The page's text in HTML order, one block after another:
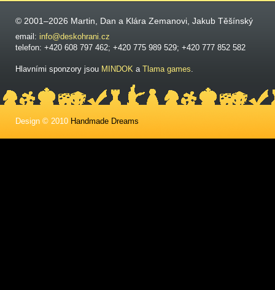
© 2001–2026 Martin, Dan a Klára Zemanovi, Jakub Těšínský
email: info@deskohrani.cz
telefon: +420 608 797 462; +420 775 989 529; +420 777 852 582
Hlavními sponzory jsou MINDOK a Tlama games.
Design © 2010 Handmade Dreams